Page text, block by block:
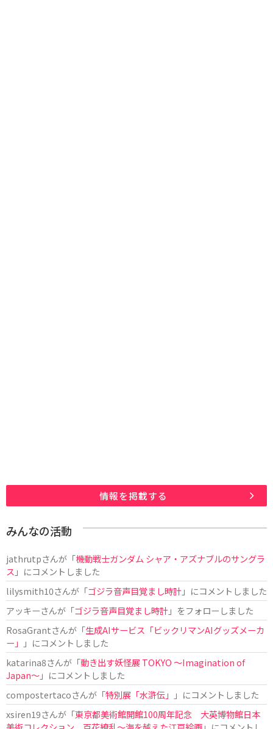
情報を掲載する
みんなの活動
jathrutpさんが「機動戦士ガンダム シャア・アズナブルのサングラ
ス 」にコメントしました
lilysmith10さんが「ゴジラ音声目覚まし時計」にコメントしました
アッキーさんが「ゴジラ音声目覚まし時計」をフォローしました
RosaGrantさんが「生成AIサービス「ビックリマンAIグッズメーカ
ー」
」にコメントしました
katarina8さんが「動き出す妖怪展 TOKYO 〜Imagination of
Japan〜」にコメントしました
compostertacoさんが「特別展「水滸伝」
」にコメントしました
xsiren19さんが「東京都美術館開館100周年記念 大英博物館日本